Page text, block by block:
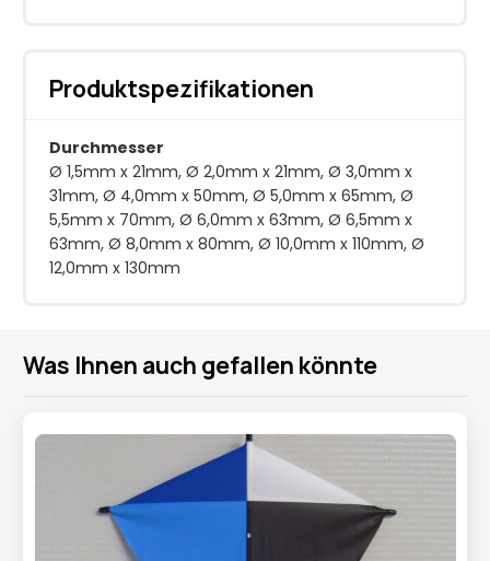
Produktspezifikationen
Durchmesser
Ø 1,5mm x 21mm, Ø 2,0mm x 21mm, Ø 3,0mm x
31mm, Ø 4,0mm x 50mm, Ø 5,0mm x 65mm, Ø
5,5mm x 70mm, Ø 6,0mm x 63mm, Ø 6,5mm x
63mm, Ø 8,0mm x 80mm, Ø 10,0mm x 110mm, Ø
12,0mm x 130mm
Was Ihnen auch gefallen könnte